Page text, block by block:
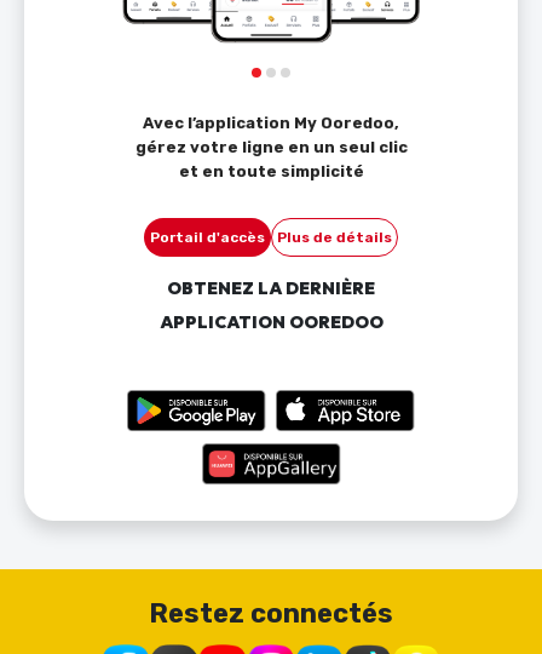
Avec l’application My Ooredoo,
gérez votre ligne en un seul clic
et en toute simplicité
Portail d'accès Plus de détails
OBTENEZ LA DERNIÈRE
APPLICATION OOREDOO
Restez connectés